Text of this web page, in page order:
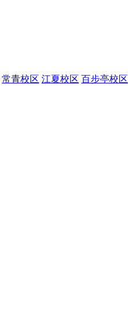
常青校区 江夏校区 百步亭校区